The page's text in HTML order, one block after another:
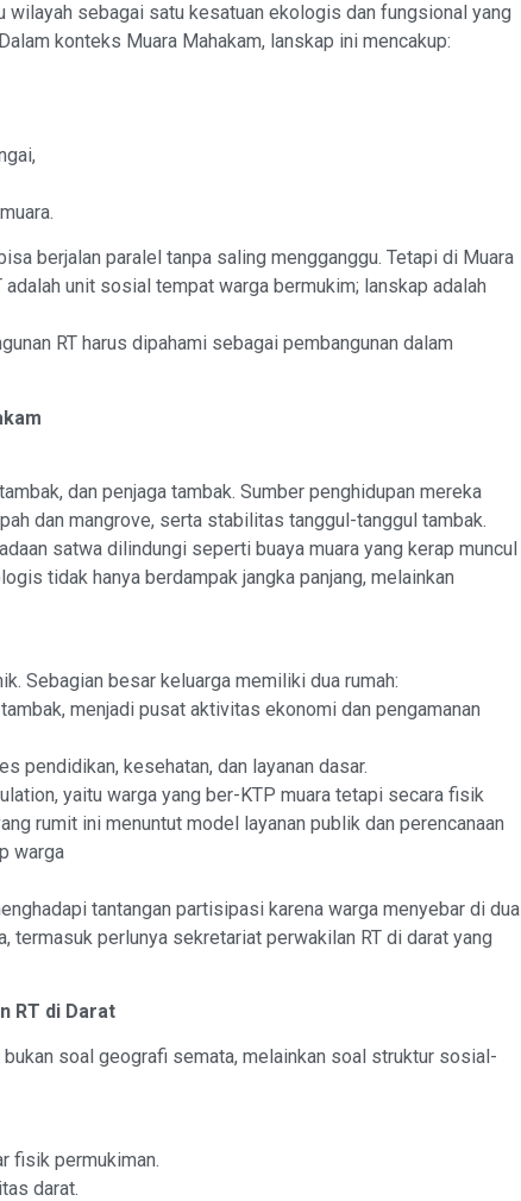
wilayah sebagai satu kesatuan ekologis dan fungsional yang
konteks Muara Mahakam, lanskap ini mencakup:
berjalan paralel tanpa saling mengganggu. Tetapi di Muara
unit sosial tempat warga bermukim; lanskap adalah
RT harus dipahami sebagai pembangunan dalam
dan penjaga tambak. Sumber penghidupan mereka
dan mangrove, serta stabilitas tanggul-tanggul tambak.
satwa dilindungi seperti buaya muara yang kerap muncul
tidak hanya berdampak jangka panjang, melainkan
Sebagian besar keluarga memiliki dua rumah:
menjadi pusat aktivitas ekonomi dan pengamanan
pendidikan, kesehatan, dan layanan dasar.
yaitu warga yang ber-KTP muara tetapi secara fisik
rumit ini menuntut model layanan publik dan perencanaan
warga
tantangan partisipasi karena warga menyebar di dua
termasuk perlunya sekretariat perwakilan RT di darat yang
RT di Darat
bukan soal geografi semata, melainkan soal struktur sosial-
fisik permukiman.
darat.